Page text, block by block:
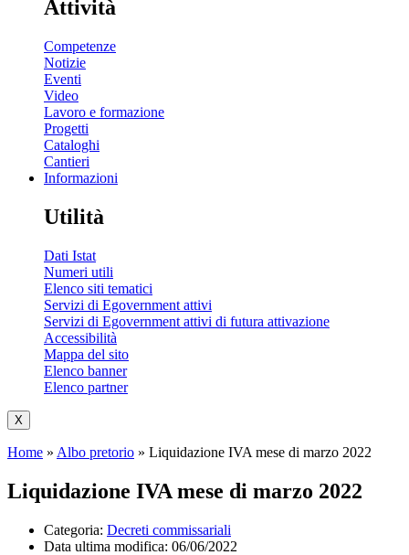
Attività
Competenze
Notizie
Eventi
Video
Lavoro e formazione
Progetti
Cataloghi
Cantieri
Informazioni
Utilità
Dati Istat
Numeri utili
Elenco siti tematici
Servizi di Egovernment attivi
Servizi di Egovernment attivi di futura attivazione
Accessibilità
Mappa del sito
Elenco banner
Elenco partner
X
Home » Albo pretorio » Liquidazione IVA mese di marzo 2022
Liquidazione IVA mese di marzo 2022
Categoria: Decreti commissariali
Data ultima modifica: 06/06/2022